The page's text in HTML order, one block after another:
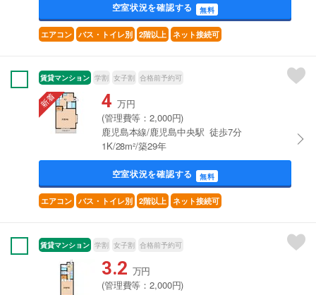
空室状況を確認する 無料
エアコン バス・トイレ別 2階以上 ネット接続可
賃貸マンション 学割 女子割 合格前予約可
4 万円
(管理費等：2,000円)
鹿児島本線/鹿児島中央駅 徒歩7分
1K/28m²/築29年
空室状況を確認する 無料
エアコン バス・トイレ別 2階以上 ネット接続可
賃貸マンション 学割 女子割 合格前予約可
3.2 万円
(管理費等：2,000円)